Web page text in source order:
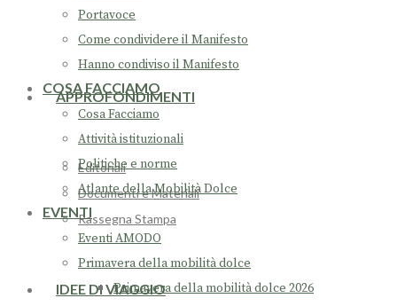
APPROFONDIMENTI
Editoriali
Documenti e Materiali
Rassegna Stampa
IDEE DI VIAGGIO
Portavoce
Come condividere il Manifesto
Hanno condiviso il Manifesto
COSA FACCIAMO
Cosa Facciamo
Attività istituzionali
Politiche e norme
Atlante della Mobilità Dolce
EVENTI
Eventi AMODO
Primavera della mobilità dolce
Primavera della mobilità dolce 2026